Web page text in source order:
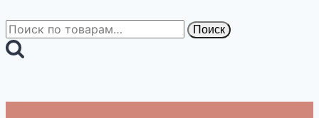
Искать: Поиск